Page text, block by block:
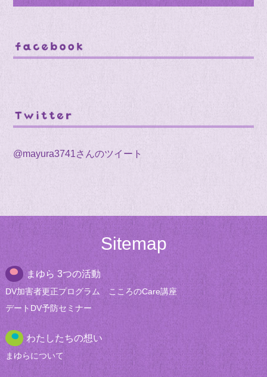
@mayura3741さんのツイート
Sitemap
まゆら 3つの活動
DV加害者更正プログラム
こころのCare講座
デートDV予防セミナー
わたしたちの想い
まゆらについて